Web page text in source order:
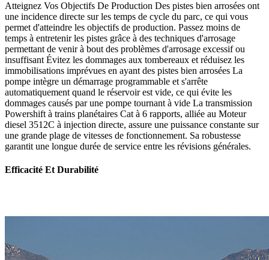
Atteignez Vos Objectifs De Production Des pistes bien arrosées ont
une incidence directe sur les temps de cycle du parc, ce qui vous
permet d'atteindre les objectifs de production. Passez moins de
temps à entretenir les pistes grâce à des techniques d'arrosage
permettant de venir à bout des problèmes d'arrosage excessif ou
insuffisant Évitez les dommages aux tombereaux et réduisez les
immobilisations imprévues en ayant des pistes bien arrosées La
pompe intègre un démarrage programmable et s'arrête
automatiquement quand le réservoir est vide, ce qui évite les
dommages causés par une pompe tournant à vide La transmission
Powershift à trains planétaires Cat à 6 rapports, alliée au Moteur
diesel 3512C à injection directe, assure une puissance constante sur
une grande plage de vitesses de fonctionnement. Sa robustesse
garantit une longue durée de service entre les révisions générales.
Efficacité Et Durabilité